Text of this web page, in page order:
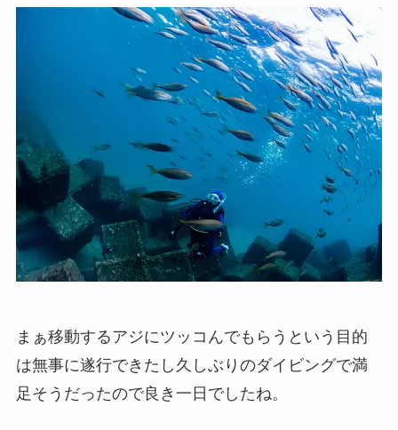
まぁ移動するアジにツッコんでもらうという目的
は無事に遂行できたし久しぶりのダイビングで満
足そうだったので良き一日でしたね。